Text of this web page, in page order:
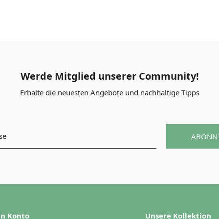
Werde Mitglied unserer Community!
Erhalte die neuesten Angebote und nachhaltige Tipps
Konto Unsere Kollektion